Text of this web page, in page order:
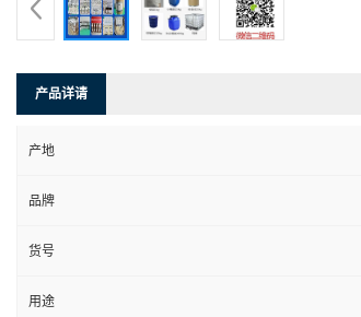
产品详请
产地
品牌
货号
用途